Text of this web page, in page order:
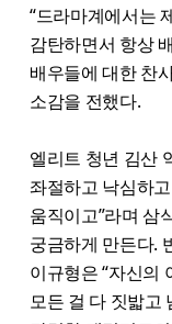
“드라마계에서는
감탄하면서 항상
배우들에 대한 찬
소감을 전했다.
엘리트 청년 김산
좌절하고 낙심하
움직이고”라며 삼
궁금하게 만든다.
이규형은 “자신의
모든 걸 다 짓밟고